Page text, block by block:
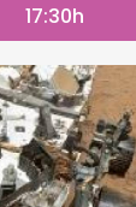
17:30h